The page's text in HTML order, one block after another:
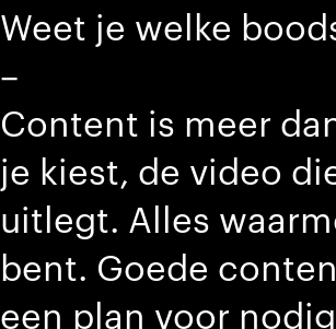
Weet je welke
–
Content is meer
je kiest, de video
uitlegt. Alles
bent. Goede
een plan voor